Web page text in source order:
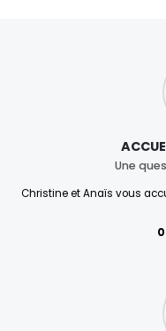
Une
Christine et Anaïs vous